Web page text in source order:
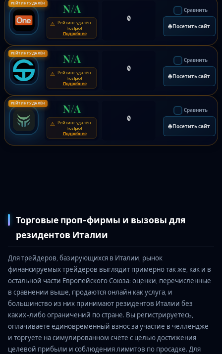
РЕЙТИНГ УДАЛЁН N/A
⚠ Рейтинг удалён
Trustpilot
Подробнее
0
Сравнить
🌐 Посетить сайт
РЕЙТИНГ УДАЛЁН N/A
⚠ Рейтинг удалён
Trustpilot
Подробнее
0
Сравнить
🌐 Посетить сайт
РЕЙТИНГ УДАЛЁН N/A
⚠ Рейтинг удалён
Trustpilot
Подробнее
0
Сравнить
🌐 Посетить сайт
Торговые проп-фирмы и вызовы для
резидентов Италии
Для трейдеров, базирующихся в Италии, рынок
финансируемых трейдеров выглядит примерно так же, как и в
остальной части Европейского Союза: оценки, перечисленные
в сравнении выше, продаются онлайн как услуга, и
большинство из них принимают резидентов Италии без
каких-либо ограничений по стране. Вы регистрируетесь,
оплачиваете единовременный взнос за участие в челлендже
и торгуете на симулированном счёте с целью достижения
целевой прибыли и соблюдения лимитов по просадке. Для